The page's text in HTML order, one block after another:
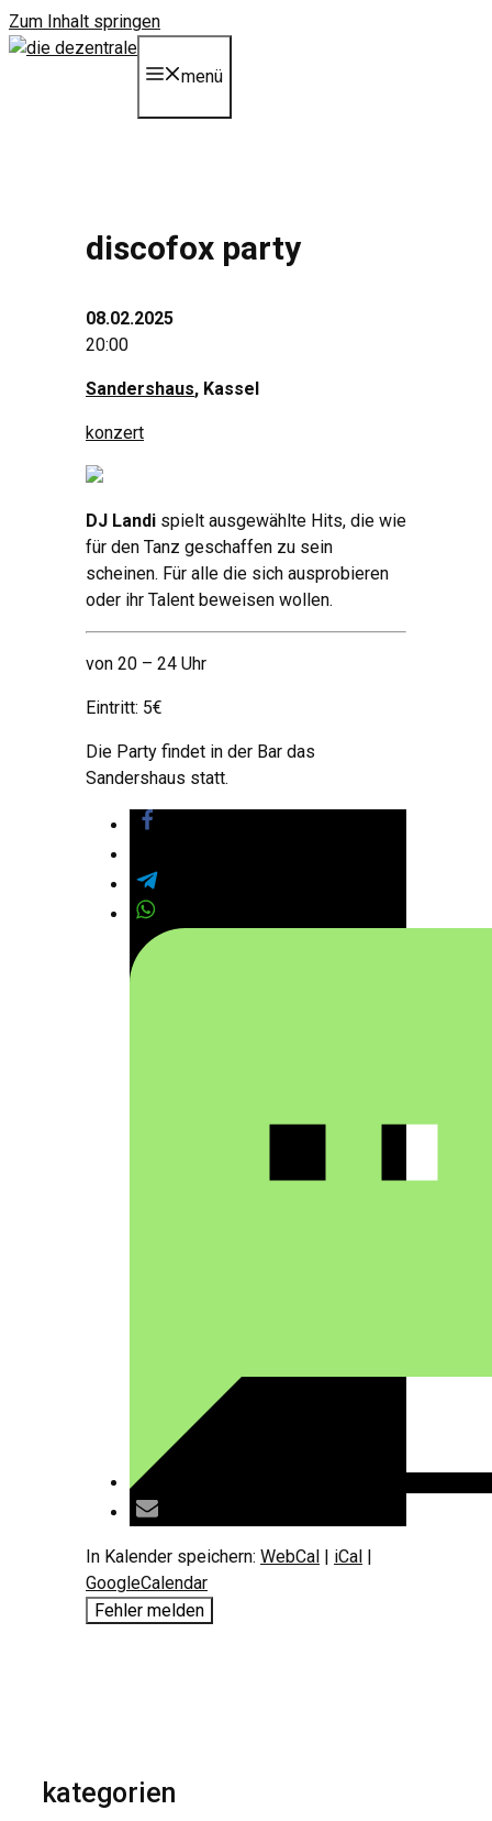
Zum Inhalt springen
menü
discofox party
08.02.2025
20:00
Sandershaus, Kassel
konzert
DJ Landi spielt ausgewählte Hits, die wie
für den Tanz geschaffen zu sein
scheinen. Für alle die sich ausprobieren
oder ihr Talent beweisen wollen.
von 20 – 24 Uhr
Eintritt: 5€
Die Party findet in der Bar das
Sandershaus statt.
In Kalender speichern: WebCal | iCal |
GoogleCalendar
Fehler melden
kategorien